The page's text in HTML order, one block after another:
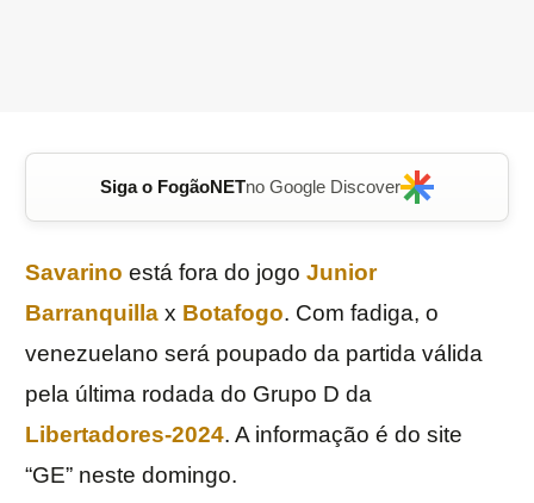
Siga o FogãoNETno Google Discover
Savarino está fora do jogo Junior
Barranquilla x Botafogo. Com fadiga, o
venezuelano será poupado da partida válida
pela última rodada do Grupo D da
Libertadores-2024. A informação é do site
“GE” neste domingo.